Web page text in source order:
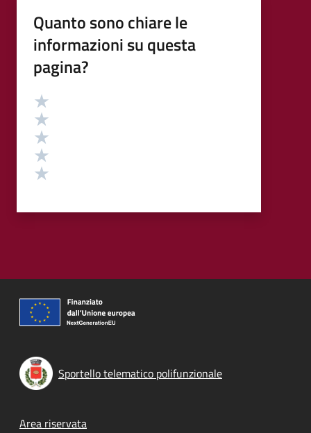
Quanto sono chiare le
informazioni su questa
pagina?
Valutazione
Sportello telematico polifunzionale
Footer menu
Area riservata